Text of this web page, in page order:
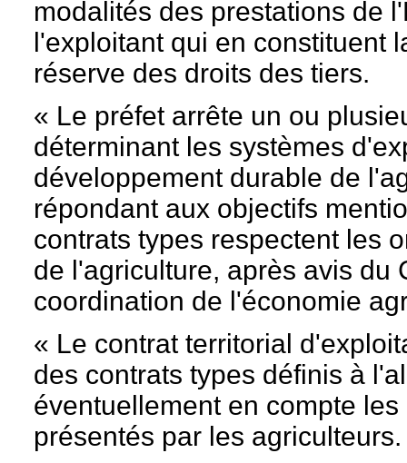
modalités des prestations de
l'exploitant qui en constituent
réserve des droits des tiers.
« Le préfet arrête un ou
déterminant les systèmes
développement durable de
répondant aux objectifs
contrats types respectent les
de l'agriculture, après avis du
coordination de l'économie
« Le contrat territorial
des contrats types définis à
éventuellement en compte
présentés par les agriculteurs.